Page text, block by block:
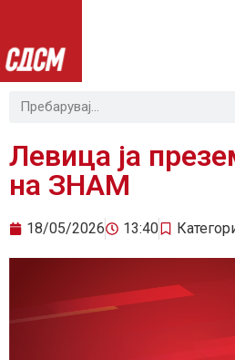
Левица ја
на ЗНАМ
18/05/2026 13:40